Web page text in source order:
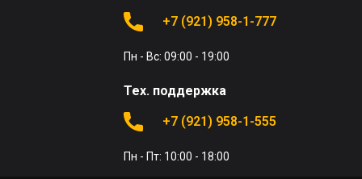
+7 (921) 958-1-777
Пн - Вс: 09:00 - 19:00
Тех. поддержка
+7 (921) 958-1-555
Пн - Пт: 10:00 - 18:00